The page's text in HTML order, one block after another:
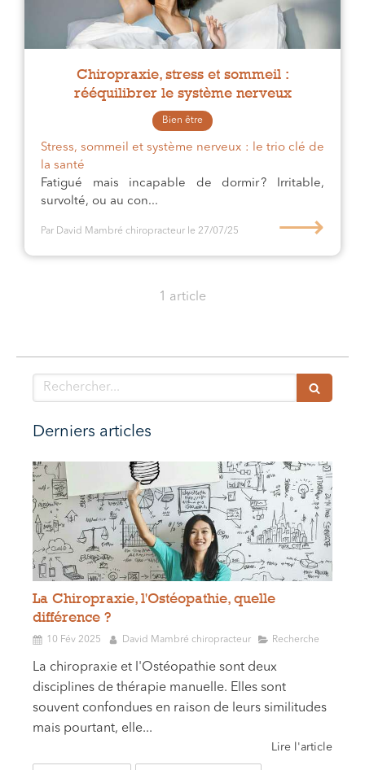
Chiropraxie, stress et sommeil :
rééquilibrer le système nerveux
Bien être
Stress, sommeil et système nerveux : le trio clé de
la santé
Fatigué mais incapable de dormir ? Irritable,
survolté, ou au con...
Par David Mambré chiropracteur le 27/07/25 ⟶
1 article
Rechercher
Derniers articles
La Chiropraxie, l'Ostéopathie, quelle
différence ?
10 Fév 2025 David Mambré chiropracteur Recherche
La chiropraxie et l'Ostéopathie sont deux
disciplines de thérapie manuelle. Elles sont
souvent confondues en raison de leurs similitudes
mais pourtant, elle...
Lire l'article